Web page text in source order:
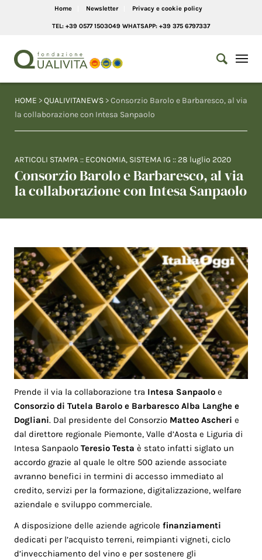
Home Newsletter Privacy e cookie policy
TEL: +39 0577 1503049 WHATSAPP: +39 375 6797337
HOME >QUALIVITANEWS > Consorzio Barolo e Barbaresco, al via
la collaborazione con Intesa Sanpaolo
ARTICOLI STAMPA :: ECONOMIA, SISTEMA IG :: 28 luglio 2020
Consorzio Barolo e Barbaresco, al via
la collaborazione con Intesa Sanpaolo
Prende il via la collaborazione tra Intesa Sanpaolo e
Consorzio di Tutela Barolo e Barbaresco Alba Langhe e
Dogliani. Dal presidente del Consorzio Matteo Ascheri e
dal direttore regionale Piemonte, Valle d’Aosta e Liguria di
Intesa SanpaoloTeresio Testa è stato infatti siglato un
accordo grazie al quale le oltre 500 aziende associate
avranno benefici in termini di accesso immediato al
credito, servizi per la formazione, digitalizzazione, welfare
aziendale e sviluppo commerciale.
A disposizione delle aziende agricolefinanziamenti
dedicati per l’acquisto terreni, reimpianti vigneti, ciclo
d’invecchiamento del vino e per sostenere gli